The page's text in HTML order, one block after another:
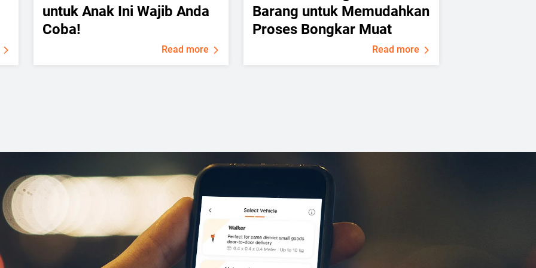
untuk Anak Ini Wajib Anda
Coba!
Read more
Barang untuk Memudahkan
Proses Bongkar Muat
Read more